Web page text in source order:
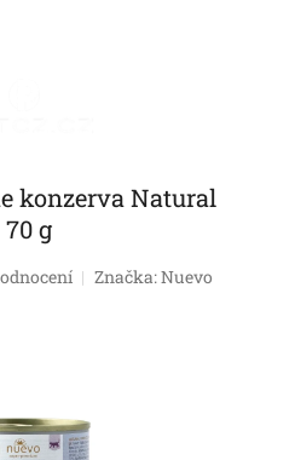
konzerva Natural
g
Značka:Nuevo